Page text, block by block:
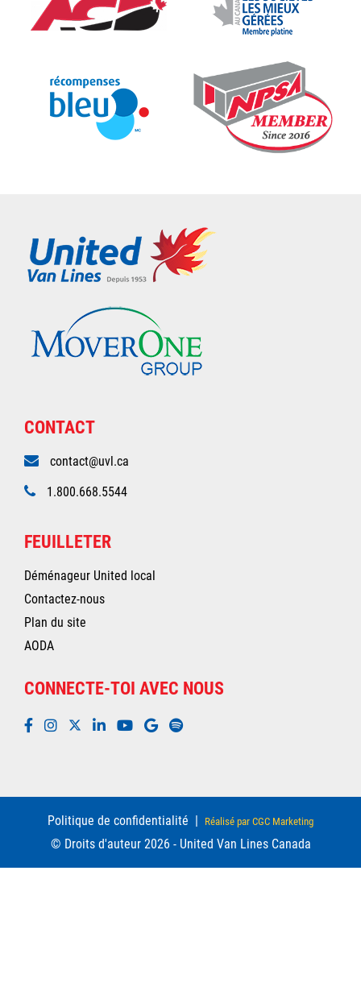
CONTACT
contact@uvl.ca
1.800.668.5544
FEUILLETER
Déménageur United local
Contactez-nous
Plan du site
AODA
CONNECTE-TOI AVEC NOUS
Politique de confidentialité Réalisé par CGC Marketing
© Droits d'auteur 2026 - United Van Lines Canada